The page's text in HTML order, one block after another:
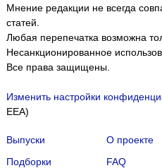
Мнение редакции не всегда
статей.
Любая перепечатка возможна
Несанкционированное
Все права защищены.
Изменить настройки
EEA)
Выпуски
Подборки
О проекте
FAQ